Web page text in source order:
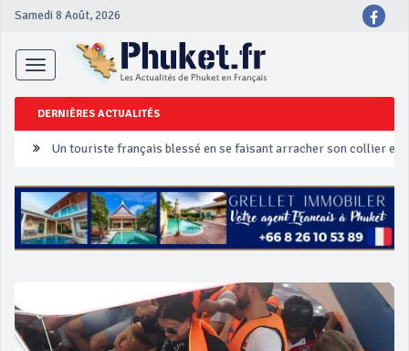
Samedi 8 Août, 2026
Toggle
navigation
DERNIÈRES ACTUALITÉS
Un touriste français blessé en se faisant arracher son collier en
‘Phuket Eye’ assurera la sécurité pendant Songkran
Phuket augmente les prix des bateaux vers Koh Phi Phi et des
Campagne de sécurité routière ‘Seven Days of Danger’ de